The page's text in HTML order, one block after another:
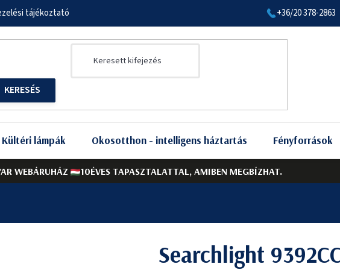
WEBÁRUHÁZ 10ÉVES TAPASZTALATTAL, AMIBEN MEGBÍZHAT.
tájékoztató +36/20 378-2863
Kültéri lámpák Okosotthon - intelligens háztartás Fényforrások
Searchlight